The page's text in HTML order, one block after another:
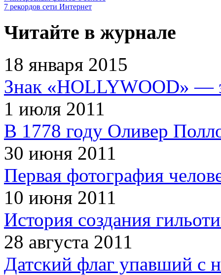
7 рекордов сети Интернет
Читайте в журнале
18 января 2015
Знак «HOLLYWOOD» —
1 июля 2011
В 1778 году Оливер
30 июня 2011
Первая фотография
10 июня 2011
История создания
28 августа 2011
Датский флаг упавший с